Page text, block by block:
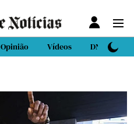
Opinião Vídeos DN Sport